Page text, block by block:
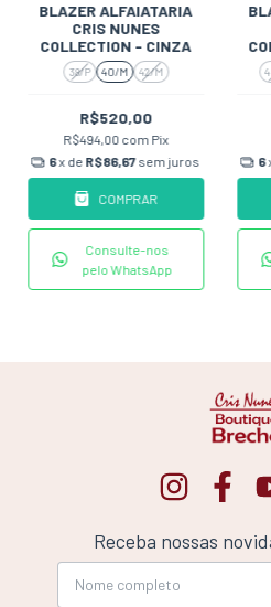
BLAZER ALFAIATARIA
CRIS NUNES
COLLECTION - CINZA
38/P 40/M 42/M
R$520,00
R$494,00 com Pix
6x de R$86,67sem juros
COMPRAR
Consulte-nos
pelo WhatsApp
6
Receba nossas